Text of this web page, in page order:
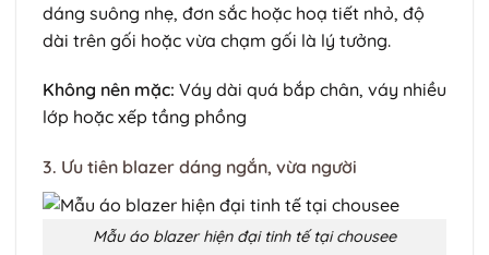
dáng suông nhẹ, đơn sắc hoặc hoạ tiết nhỏ, độ
dài trên gối hoặc vừa chạm gối là lý tưởng.
Không nên mặc: Váy dài quá bắp chân, váy nhiều
lớp hoặc xếp tầng phồng
3. Ưu tiên blazer dáng ngắn, vừa người
Mẫu áo blazer hiện đại tinh tế tại chousee